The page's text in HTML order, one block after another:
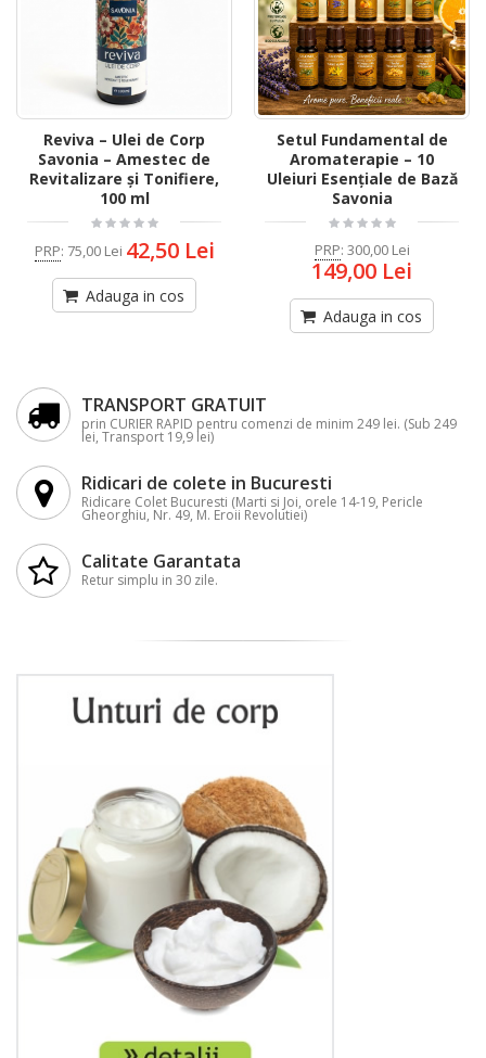
Reviva – Ulei de Corp
Savonia – Amestec de
Revitalizare și Tonifiere,
100 ml
PRP: 75,00 Lei 42,50 Lei
Adauga in cos
Setul Fundamental de
Aromaterapie – 10
Uleiuri Esențiale de Bază
Savonia
PRP: 300,00 Lei
149,00 Lei
Adauga in cos
TRANSPORT GRATUIT
prin CURIER RAPID pentru comenzi de minim 249 lei. (Sub 249
lei, Transport 19,9 lei)
Ridicari de colete in Bucuresti
Ridicare Colet Bucuresti (Marti si Joi, orele 14-19, Pericle
Gheorghiu, Nr. 49, M. Eroii Revolutiei)
Calitate Garantata
Retur simplu in 30 zile.